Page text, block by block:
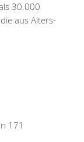
30.000
aus Alters-
171